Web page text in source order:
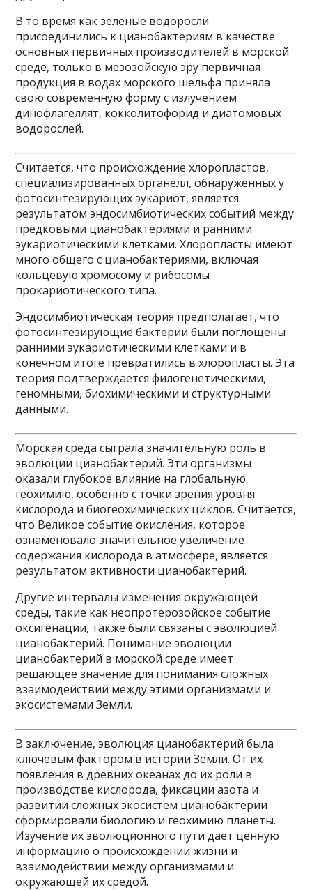
В то время как зеленые водоросли
присоединились к цианобактериям в качестве
основных первичных производителей в морской
среде, только в мезозойскую эру первичная
продукция в водах морского шельфа приняла
свою современную форму с излучением
динофлагеллят, кокколитофорид и диатомовых
водорослей.
Считается, что происхождение хлоропластов,
специализированных органелл, обнаруженных у
фотосинтезирующих эукариот, является
результатом эндосимбиотических событий между
предковыми цианобактериями и ранними
эукариотическими клетками. Хлоропласты имеют
много общего с цианобактериями, включая
кольцевую хромосому и рибосомы
прокариотического типа.
Эндосимбиотическая теория предполагает, что
фотосинтезирующие бактерии были поглощены
ранними эукариотическими клетками и в
конечном итоге превратились в хлоропласты. Эта
теория подтверждается филогенетическими,
геномными, биохимическими и структурными
данными.
Морская среда сыграла значительную роль в
эволюции цианобактерий. Эти организмы
оказали глубокое влияние на глобальную
геохимию, особенно с точки зрения уровня
кислорода и биогеохимических циклов. Считается,
что Великое событие окисления, которое
ознаменовало значительное увеличение
содержания кислорода в атмосфере, является
результатом активности цианобактерий.
Другие интервалы изменения окружающей
среды, такие как неопротерозойское событие
оксигенации, также были связаны с эволюцией
цианобактерий. Понимание эволюции
цианобактерий в морской среде имеет
решающее значение для понимания сложных
взаимодействий между этими организмами и
экосистемами Земли.
В заключение, эволюция цианобактерий была
ключевым фактором в истории Земли. От их
появления в древних океанах до их роли в
производстве кислорода, фиксации азота и
развитии сложных экосистем цианобактерии
сформировали биологию и геохимию планеты.
Изучение их эволюционного пути дает ценную
информацию о происхождении жизни и
взаимодействии между организмами и
окружающей их средой.